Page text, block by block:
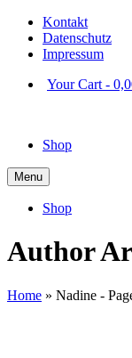
Kontakt
Datenschutz
Impressum
Your Cart -
Shop
Menu
Shop
Author
Home » Nadine -